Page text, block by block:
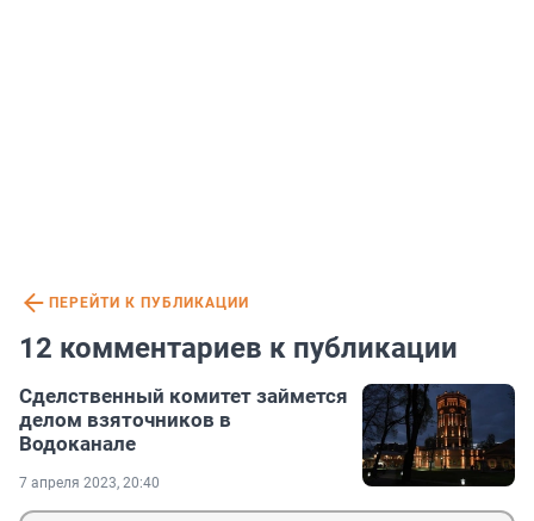
ПЕРЕЙТИ К ПУБЛИКАЦИИ
12 комментариев к публикации
Сделственный комитет займется
делом взяточников в
Водоканале
7 апреля 2023, 20:40